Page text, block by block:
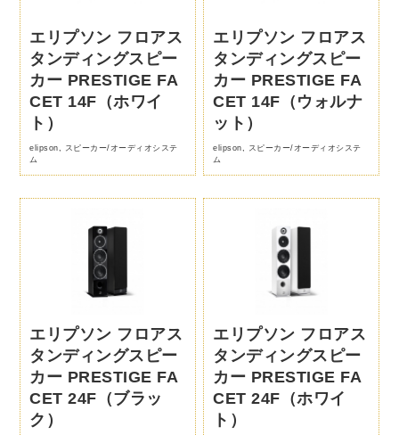
エリプソン フロアス
タンディングスピー
カー PRESTIGE FA
CET 14F（ホワイ
ト）
elipson, スピーカー/オーディオシステ
ム
エリプソン フロアス
タンディングスピー
カー PRESTIGE FA
CET 14F（ウォルナ
ット）
elipson, スピーカー/オーディオシステ
ム
エリプソン フロアス
タンディングスピー
カー PRESTIGE FA
CET 24F（ブラッ
ク）
エリプソン フロアス
タンディングスピー
カー PRESTIGE FA
CET 24F（ホワイ
ト）